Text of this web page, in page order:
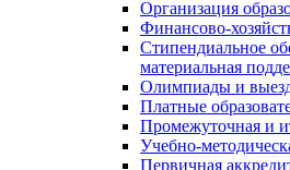
Организация
Финансово-
Стипендиальное
материальная
Олимпиады и
Платные
Промежуточная и
Учебно-
Первичная